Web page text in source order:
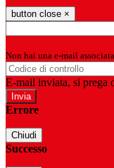
button close ×
Non hai una e-mail
E-mail inviata, si prega
Errore
Chiudi
Successo